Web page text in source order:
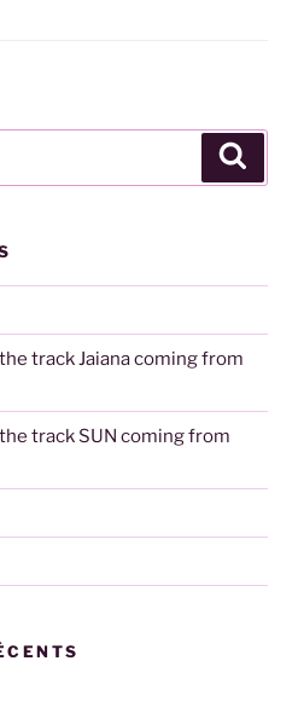
track Jaiana coming from
track SUN coming from